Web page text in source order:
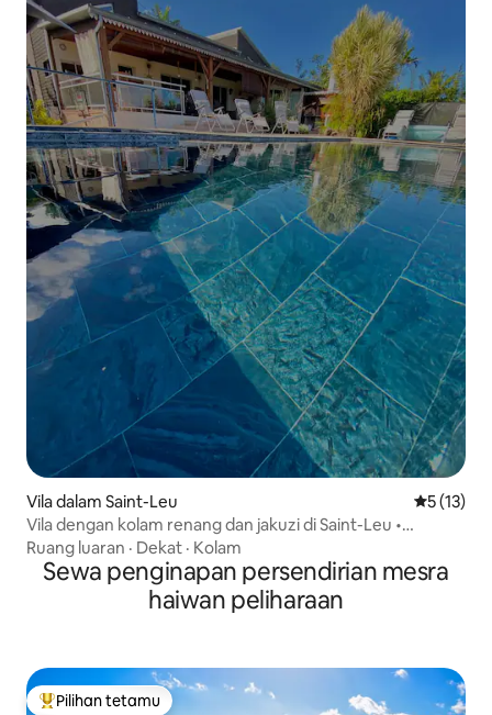
Vila dalam Saint-Leu
5 (13)
Vila dengan kolam renang dan jakuzi di Saint-Leu •
Pemandangan laut • 12 orang
Ruang luaran · Dekat · Kolam
Sewa penginapan persendirian mesra
haiwan peliharaan
Pilihan utama tetamu
Pilihan tetamu